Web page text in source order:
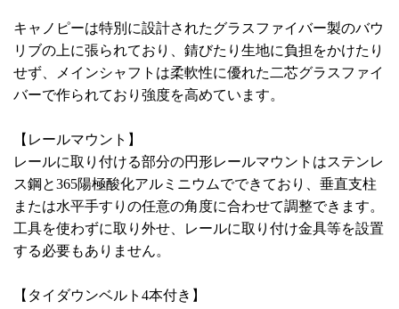
キャノピーは特別に設計されたグラスファイバー製のバウ
リブの上に張られており、錆びたり生地に負担をかけたり
せず、メインシャフトは柔軟性に優れた二芯グラスファイ
バーで作られており強度を高めています。
【レールマウント】
レールに取り付ける部分の円形レールマウントはステンレ
ス鋼と365陽極酸化アルミニウムでできており、垂直支柱
または水平手すりの任意の角度に合わせて調整できます。
工具を使わずに取り外せ、レールに取り付け金具等を設置
する必要もありません。
【タイダウンベルト4本付き】